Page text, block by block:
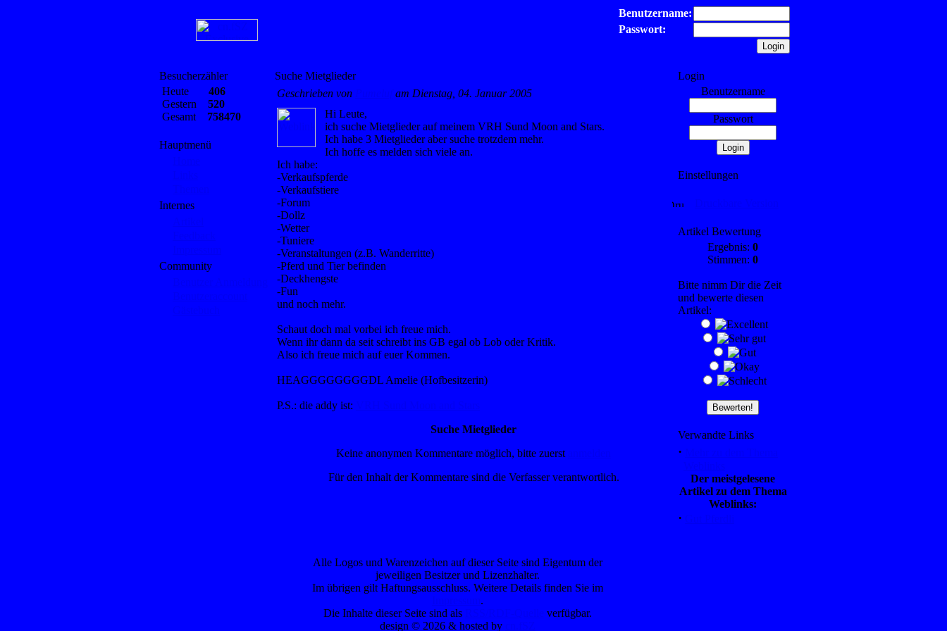
Benutzername:
Passwort:
Besucherzähler
Heute 406
Gestern 520
Gesamt 758470
Hauptmenü
Internes
Community
Suche Mietglieder
Geschrieben von
am Dienstag, 04. Januar 2005
Hi Leute,
ich suche Mietglieder auf meinem VRH Sund Moon and Stars.
Ich habe 3 Mietglieder aber suche trotzdem mehr.
Ich hoffe es melden sich viele an.
Ich habe:
-Verkaufspferde
-Verkaufstiere
-Forum
-Dollz
-Wetter
-Tuniere
-Veranstaltungen (z.B. Wanderritte)
-Pferd und Tier befinden
-Deckhengste
-Fun
und noch mehr.
Schaut doch mal vorbei ich freue mich.
Wenn ihr dann da seit schreibt ins GB egal ob Lob oder Kritik.
Also ich freue mich auf euer Kommen.
HEAGGGGGGGGDL Amelie (Hofbesitzerin)
P.S.: die addy ist:
Suche Mietglieder
Keine anonymen Kommentare möglich, bitte zuerst
Für den Inhalt der Kommentare sind die Verfasser verantwortlich.
Login
Benutzername
Passwort
Einstellungen
Artikel Bewertung
Ergebnis: 0
Stimmen: 0
Bitte nimm Dir die Zeit
und bewerte diesen
Artikel:
Verwandte Links
·
Der meistgelesene
Artikel zu dem Thema
Weblinks:
·
Alle Logos und Warenzeichen auf dieser Seite sind Eigentum der
jeweiligen Besitzer und Lizenzhalter.
Im übrigen gilt Haftungsausschluss. Weitere Details finden Sie im
.
Die Inhalte dieser Seite sind als
verfügbar.
design © 2026 & hosted by